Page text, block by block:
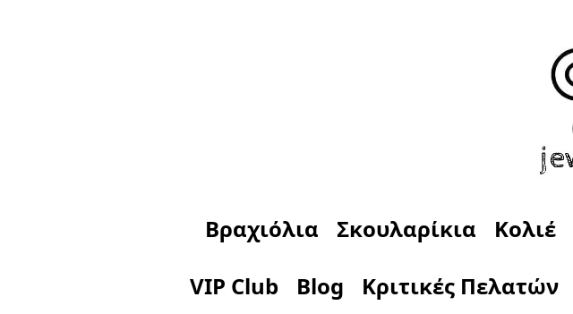
Βραχιόλια Σκουλαρίκια Κολιέ
VIP Club Blog Κριτικές Πελατών